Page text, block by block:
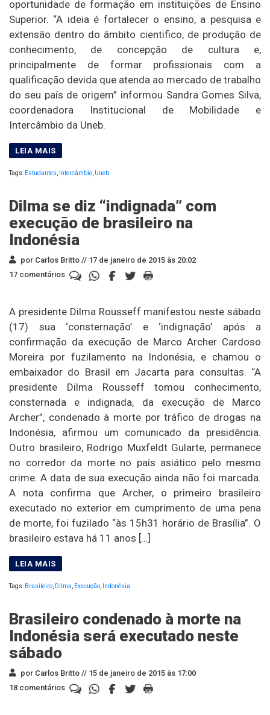
oportunidade de formação em instituições de Ensino
Superior. “A ideia é fortalecer o ensino, a pesquisa e
extensão dentro do âmbito cientifico, de produção de
conhecimento, de concepção de cultura e,
principalmente de formar profissionais com a
qualificação devida que atenda ao mercado de trabalho
do seu país de origem” informou Sandra Gomes Silva,
coordenadora Institucional de Mobilidade e
Intercâmbio da Uneb.
Tags: Estudantes Intercâmbio Uneb
Dilma se diz “indignada” com
execução de brasileiro na
Indonésia
por Carlos Britto // 17 de janeiro de 2015 às 20:02
17 comentários
A presidente Dilma Rousseff manifestou neste sábado
(17) sua ‘consternação’ e ‘indignação’ após a
confirmação da execução de Marco Archer Cardoso
Moreira por fuzilamento na Indonésia, e chamou o
embaixador do Brasil em Jacarta para consultas. “A
presidente Dilma Rousseff tomou conhecimento,
consternada e indignada, da execução de Marco
Archer”, condenado à morte por tráfico de drogas na
Indonésia, afirmou um comunicado da presidência.
Outro brasileiro, Rodrigo Muxfeldt Gularte, permanece
no corredor da morte no país asiático pelo mesmo
crime. A data de sua execução ainda não foi marcada.
A nota confirma que Archer, o primeiro brasileiro
executado no exterior em cumprimento de uma pena
de morte, foi fuzilado “às 15h31 horário de Brasília”. O
brasileiro estava há 11 anos […]
Tags: Brasileiro Dilma Execução Indonésia
Brasileiro condenado à morte na
Indonésia será executado neste
sábado
por Carlos Britto // 15 de janeiro de 2015 às 17:00
18 comentários